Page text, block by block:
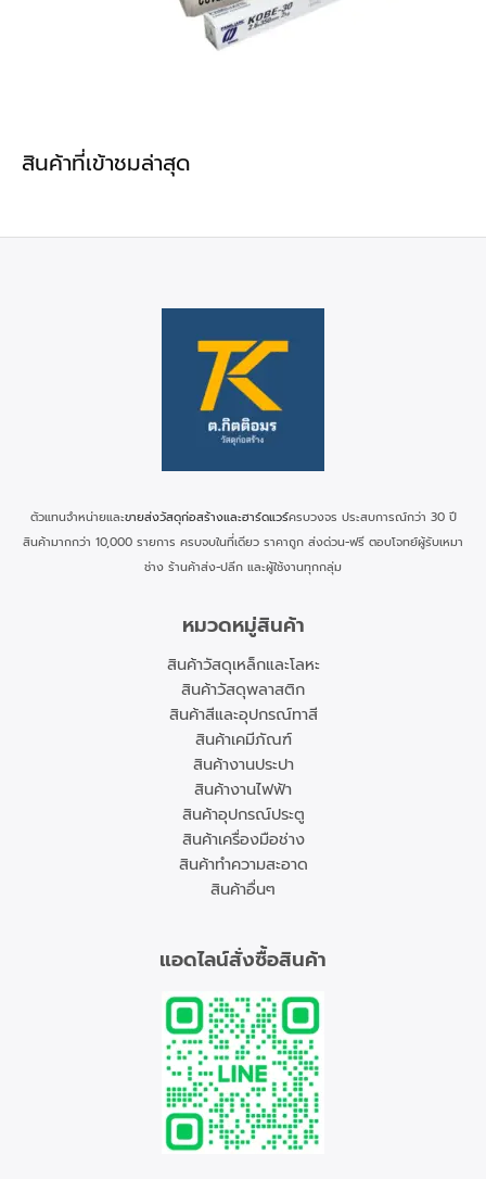
สินค้าที่เข้าชมล่าสุด
ตัวแทนจำหน่ายและขายส่งวัสดุก่อสร้างและฮาร์ดแวร์ครบวงจร ประสบการณ์กว่า 30 ปี
สินค้ามากกว่า 10,000 รายการ ครบจบในที่เดียว ราคาถูก ส่งด่วน-ฟรี ตอบโจทย์ผู้รับเหมา
ช่าง ร้านค้าส่ง-ปลีก และผู้ใช้งานทุกกลุ่ม
หมวดหมู่สินค้า
สินค้าวัสดุเหล็กและโลหะ
สินค้าวัสดุพลาสติก
สินค้าสีและอุปกรณ์ทาสี
สินค้าเคมีภัณฑ์
สินค้างานประปา
สินค้างานไฟฟ้า
สินค้าอุปกรณ์ประตู
สินค้าเครื่องมือช่าง
สินค้าทำความสะอาด
สินค้าอื่นๆ
แอดไลน์สั่งซื้อสินค้า